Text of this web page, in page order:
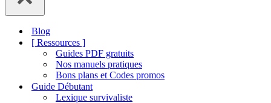
Blog
[ Ressources ]
Guides PDF gratuits
Nos manuels pratiques
Bons plans et Codes promos
Guide Débutant
Lexique survivaliste